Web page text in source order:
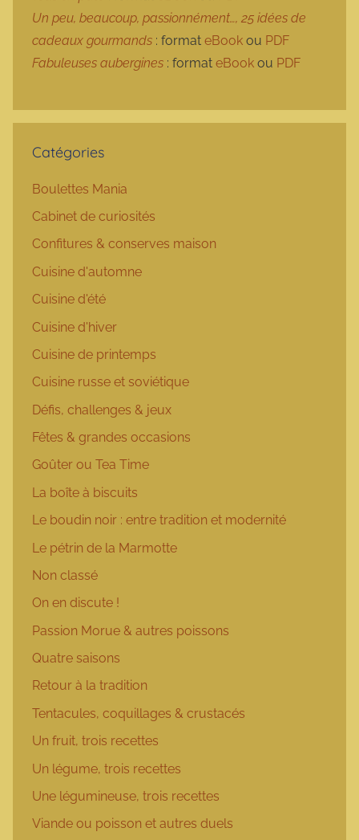
Un peu, beaucoup, passionnément…, 25 idées de
cadeaux gourmands : format eBook ou PDF
Fabuleuses aubergines : format eBook ou PDF
Catégories
Boulettes Mania
Cabinet de curiosités
Confitures & conserves maison
Cuisine d'automne
Cuisine d'été
Cuisine d'hiver
Cuisine de printemps
Cuisine russe et soviétique
Défis, challenges & jeux
Fêtes & grandes occasions
Goûter ou Tea Time
La boîte à biscuits
Le boudin noir : entre tradition et modernité
Le pétrin de la Marmotte
Non classé
On en discute !
Passion Morue & autres poissons
Quatre saisons
Retour à la tradition
Tentacules, coquillages & crustacés
Un fruit, trois recettes
Un légume, trois recettes
Une légumineuse, trois recettes
Viande ou poisson et autres duels